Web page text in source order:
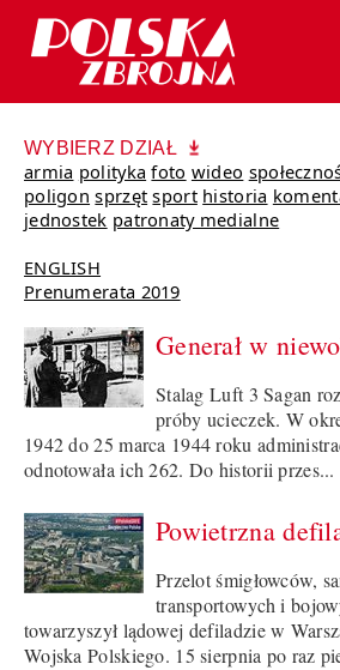
WYBIERZ DZIAŁ
armia polityka foto wideo
poligon sprzęt sport historia
jednostek patronaty medialne
ENGLISH
Prenumerata 2019
Generał w
Stalag Luft 3 Sagan
próby ucieczek. W
1942 do 25 marca 1944 roku
odnotowała ich 262. Do historii przes...
Powietrzna
Przelot śmigłowców,
transportowych i
towarzyszył lądowej defiladzie w
Wojska Polskiego. 15 sierpnia po raz